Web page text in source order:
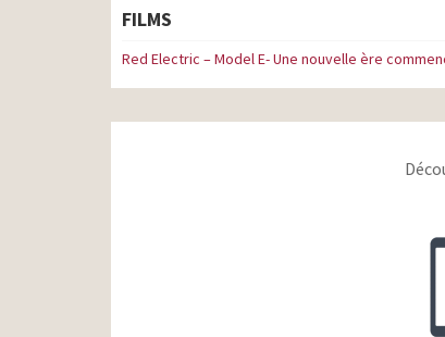
FILMS
Red Electric – Model E- Une nouvelle ère